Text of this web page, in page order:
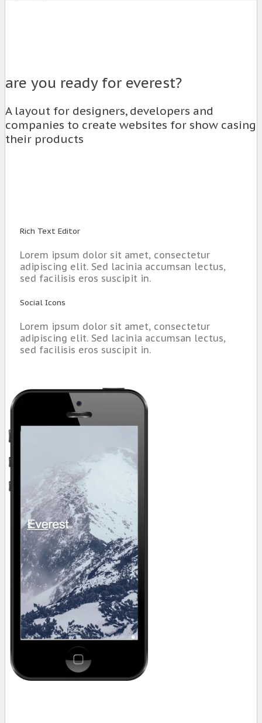
are you ready for everest?
A layout for designers, developers and
companies to create websites for show casing
their products
Rich Text Editor
Lorem ipsum dolor sit amet, consectetur
adipiscing elit. Sed lacinia accumsan lectus,
sed facilisis eros suscipit in.
Social Icons
Lorem ipsum dolor sit amet, consectetur
adipiscing elit. Sed lacinia accumsan lectus,
sed facilisis eros suscipit in.